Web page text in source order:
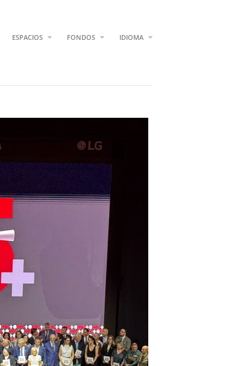
ESPACIOS FONDOS IDIOMA